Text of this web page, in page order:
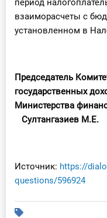
период
взаиморасчеты с
установленном в
Председатель
государственных
Султангазиев М.Е.
Источник: https://
questions/596924